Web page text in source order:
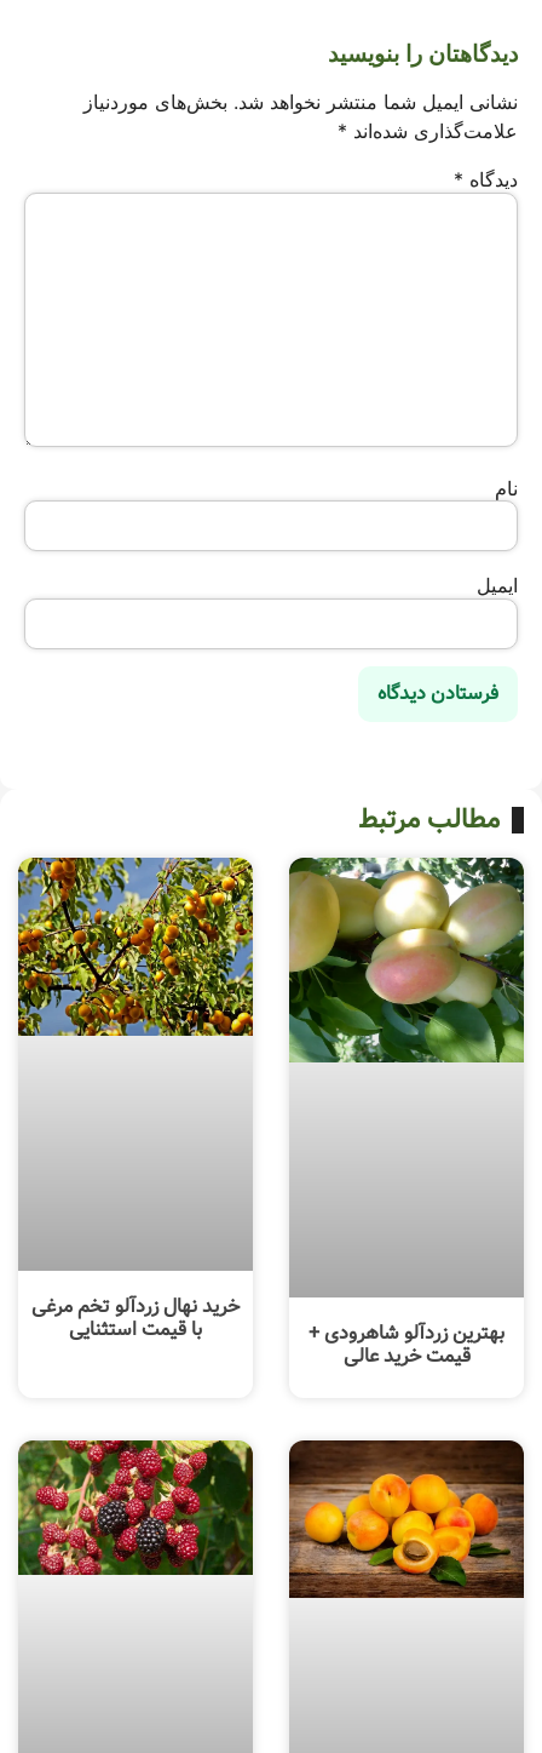
دیدگاهتان را بنویسید
نشانی ایمیل شما منتشر نخواهد شد. بخش‌های موردنیاز
علامت‌گذاری شده‌اند *
دیدگاه *
نام
ایمیل
مطالب مرتبط
بهترین زردآلو شاهرودی +
قیمت خرید عالی
خرید نهال زردآلو تخم مرغی
با قیمت استثنایی